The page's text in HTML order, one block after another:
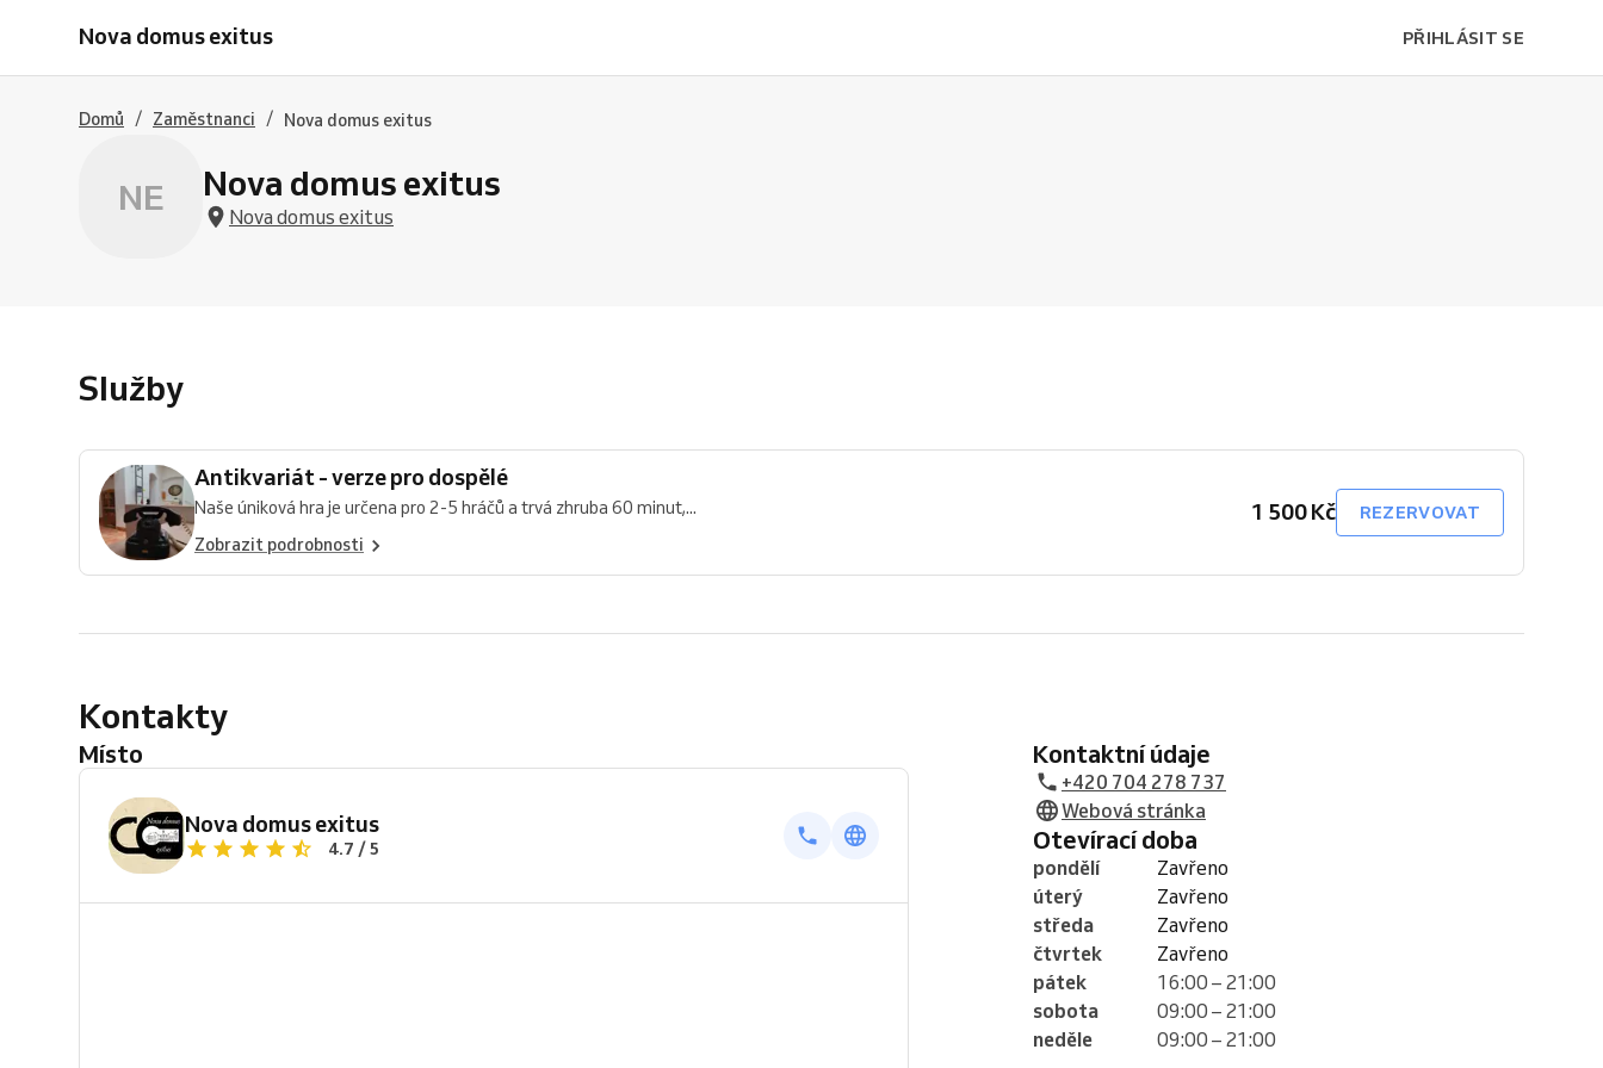
Nova domus exitus PŘIHLÁSIT SE
Domů / Zaměstnanci / Nova domus exitus
NE Nova domus exitus
Nova domus exitus
Služby
verze
Antikvariát - verze pro dospělé
Naše úniková hra je určena pro 2-5 hráčů a trvá zhruba 60 minut,...
Zobrazit podrobnosti
1 500 Kč REZERVOVAT
Kontakty
Místo
Nova domus exitus
4.7 / 5
Kontaktní údaje
+420 704 278 737
Webová stránka
Otevírací doba
pondělí
Zavřeno
úterý
Zavřeno
středa
Zavřeno
čtvrtek
Zavřeno
pátek
16:00 – 21:00
sobota
09:00 – 21:00
neděle
09:00 – 21:00